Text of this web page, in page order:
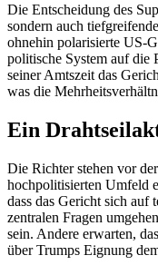
Die Entscheidung des
sondern auch
ohnehin polarisierte US-
politische System auf die
seiner Amtszeit das
was die
Ein
Die Richter stehen vor
hochpolitisierten Umfeld
dass das Gericht sich auf
zentralen Fragen
sein. Andere erwarten,
über Trumps Eignung